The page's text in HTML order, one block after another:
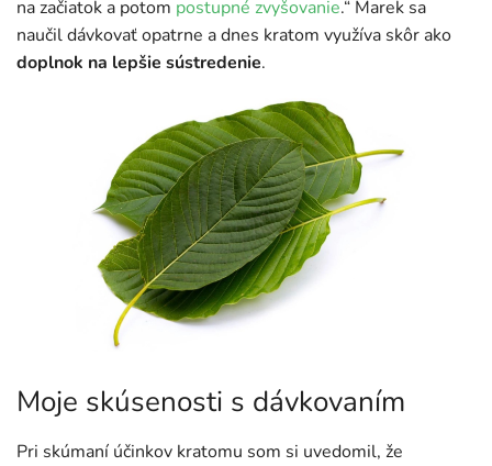
na začiatok a potom postupné zvyšovanie.“ Marek sa
naučil dávkovať opatrne a dnes kratom využíva skôr ako
doplnok na lepšie sústredenie.
Moje skúsenosti s dávkovaním
Pri skúmaní účinkov kratomu som si uvedomil, že